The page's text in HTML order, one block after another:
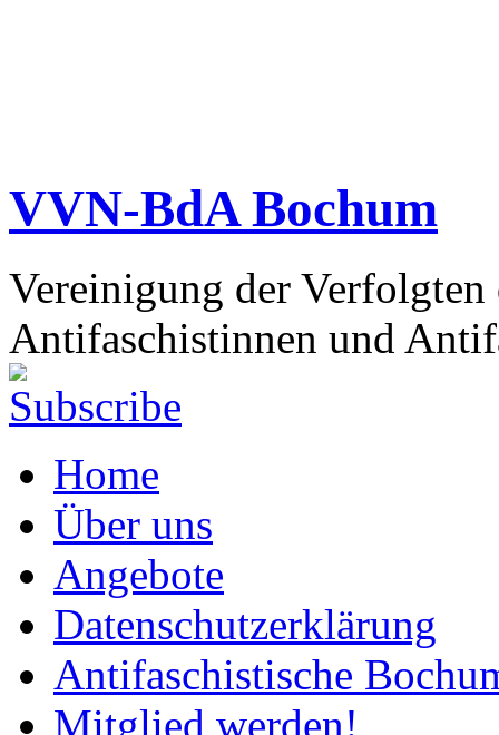
VVN-BdA Bochum
Vereinigung der
Antifaschistinnen und
Home
Über uns
Angebote
Datenschutzerklärung
Antifaschistische
Mitglied werden!